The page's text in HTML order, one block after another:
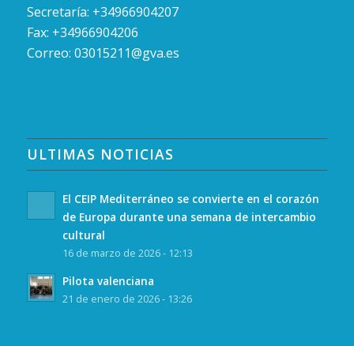
Secretaría: +34966904207
Fax: +34966904206
Correo: 03015211@gva.es
ULTIMAS NOTICIAS
El CEIP Mediterráneo se convierte en el corazón
de Europa durante una semana de intercambio
cultural
16 de marzo de 2026 - 12:13
Pilota valenciana
21 de enero de 2026 - 13:26